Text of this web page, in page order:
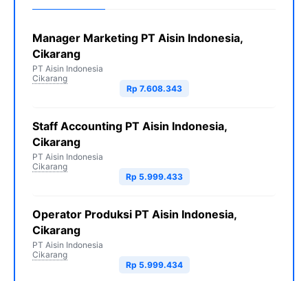
Manager Marketing PT Aisin Indonesia,
Cikarang
PT Aisin Indonesia
Cikarang
Rp 7.608.343
Staff Accounting PT Aisin Indonesia,
Cikarang
PT Aisin Indonesia
Cikarang
Rp 5.999.433
Operator Produksi PT Aisin Indonesia,
Cikarang
PT Aisin Indonesia
Cikarang
Rp 5.999.434